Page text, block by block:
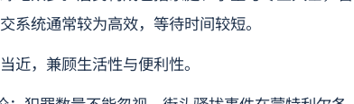
系统通常较为高效，等待时间较短。
近，兼顾生活性与便利性。